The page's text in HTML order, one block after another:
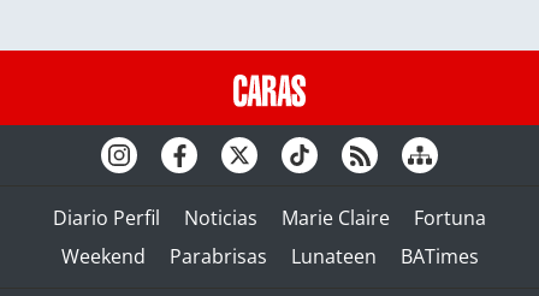
Diario Perfil Noticias Marie Claire
Fortuna
Weekend
Parabrisas Lunateen BATimes